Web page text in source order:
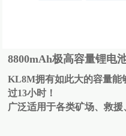
8800mAh极高容量锂电
KL8M拥有如此大的容量能
过13小时！
广泛适用于各类矿场、救援